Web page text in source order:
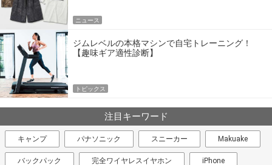
ニュース
ジムレベルの本格マシンで自宅トレーニング！
【趣味ギア適性診断】
トピックス
注目キーワード
キャンプ パナソニック スニーカー Makuake
バックパック 完全ワイヤレスイヤホン iPhone